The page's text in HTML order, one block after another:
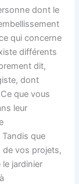
dont le
qui concerne
différents
dit,
dont
que vous
leur
que
de vos projets,
jardinier